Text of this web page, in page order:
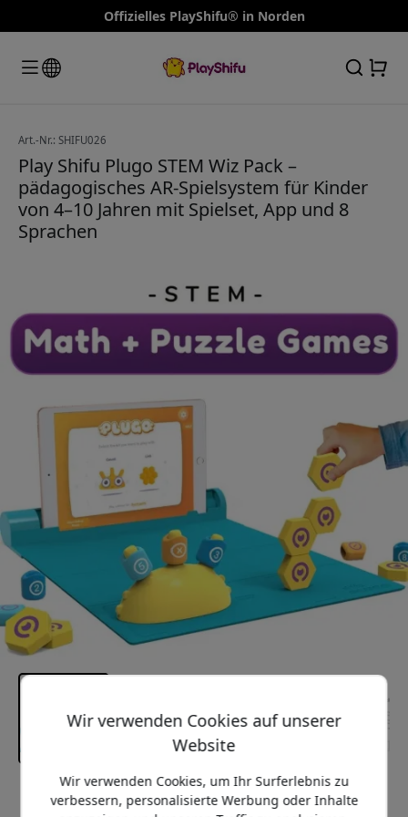
Offizielles PlayShifu® in Norden
Art.-Nr.: SHIFU026
Play Shifu Plugo STEM Wiz Pack –
pädagogisches AR-Spielsystem für Kinder
von 4–10 Jahren mit Spielset, App und 8
Sprachen
Empfohlener Preis
Wir verwenden Cookies auf unserer
Website
Wir verwenden Cookies, um Ihr Surferlebnis zu
verbessern, personalisierte Werbung oder Inhalte